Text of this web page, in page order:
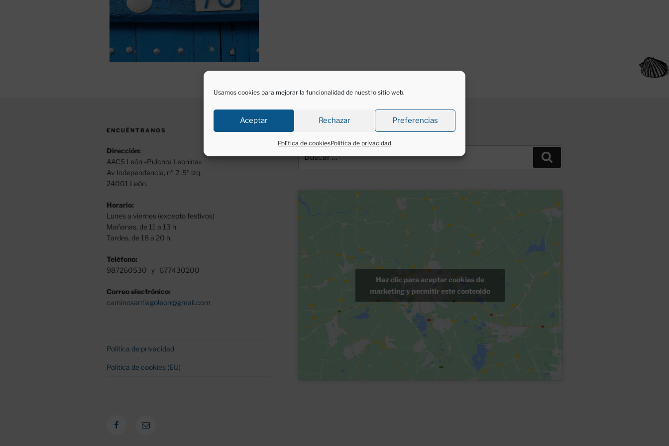
Usamos cookies para mejorar la funcionalidad de nuestro sitio web.
Aceptar Rechazar Preferencias
Política de cookiesPolítica de privacidad
ENCUÉNTRANOS
Dirección:
AACS León «Pulchra Leonina»
Av Independencia, nº 2, 5º izq.
24001 León.
Horario:
Lunes a viernes (excepto festivos)
Mañanas, de 11 a 13 h.
Tardes, de 18 a 20 h.
Teléfono:
987260530 y 677430200
Correo electrónico:
caminosantiagoleon@gmail.com
Política de privacidad
Política de cookies (EU)
por:
Haz clic para aceptar cookies de
marketing y permitir este contenido
FacebookCorreo